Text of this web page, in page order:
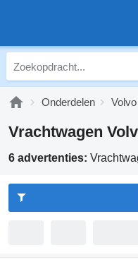
Onderdelen
Vrachtwagen
6 advertenties: